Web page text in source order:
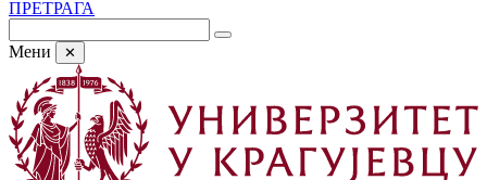
ПРЕТРАГА
Мени ✕